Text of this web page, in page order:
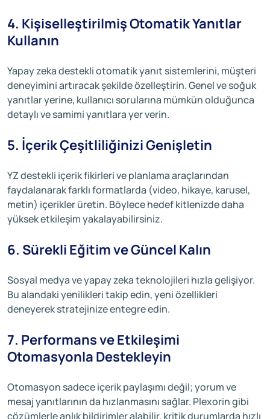
4. Kişiselleştirilmiş Otomatik Yanıtlar
Kullanın
Yapay zeka destekli otomatik yanıt sistemlerini, müşteri
deneyimini artıracak şekilde özelleştirin. Genel ve soğuk
yanıtlar yerine, kullanıcı sorularına mümkün olduğunca
detaylı ve samimi yanıtlara yer verin.
5. İçerik Çeşitliliğinizi Genişletin
YZ destekli içerik fikirleri ve planlama araçlarından
faydalanarak farklı formatlarda (video, hikaye, karusel,
metin) içerikler üretin. Böylece hedef kitlenizde daha
yüksek etkileşim yakalayabilirsiniz.
6. Sürekli Eğitim ve Güncel Kalın
Sosyal medya ve yapay zeka teknolojileri hızla gelişiyor.
Bu alandaki yenilikleri takip edin, yeni özellikleri
deneyerek stratejinize entegre edin.
7. Performans ve Etkileşimi
Otomasyonla Destekleyin
Otomasyon sadece içerik paylaşımı değil; yorum ve
mesaj yanıtlarının da hızlanmasını sağlar. Plexorin gibi
çözümlerle anlık bildirimler alabilir, kritik durumlarda hızlı